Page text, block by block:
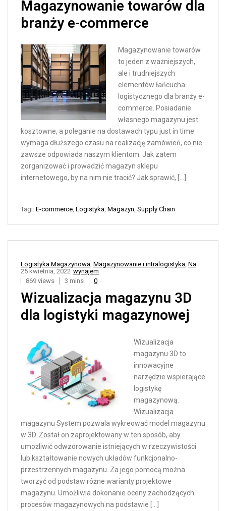
Magazynowanie towarów dla
branży e-commerce
Magazynowanie towarów
to jeden z ważniejszych,
ale i trudniejszych
elementów łańcucha
logistycznego dla branży e-
commerce. Posiadanie
własnego magazynu jest
kosztowne, a poleganie na dostawach typu just in time
wymaga dłuższego czasu na realizację zamówień, co nie
zawsze odpowiada naszym klientom. Jak zatem
zorganizować i prowadzić magazyn sklepu
internetowego, by na nim nie tracić? Jak sprawić, […]
Tagi: E-commerce, Logistyka, Magazyn, Supply Chain
Logistyka Magazynowa, Magazynowanie i intralogistyka, Na
wynajem
25 kwietnia, 2022
869 views
3 mins 0
Wizualizacja magazynu 3D
dla logistyki magazynowej
Wizualizacja
magazynu 3D to
innowacyjne
narzędzie wspierające
logistykę
magazynową.
Wizualizacja
magazynu System pozwala wykreować model magazynu
w 3D. Został on zaprojektowany w ten sposób, aby
umożliwić odwzorowanie istniejących w rzeczywistości
lub kształtowanie nowych układów funkcjonalno-
przestrzennych magazynu. Za jego pomocą można
tworzyć od podstaw różne warianty projektowe
magazynu. Umożliwia dokonanie oceny zachodzących
procesów magazynowych na podstawie […]